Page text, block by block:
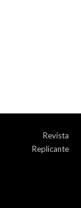
Revista
Replicante